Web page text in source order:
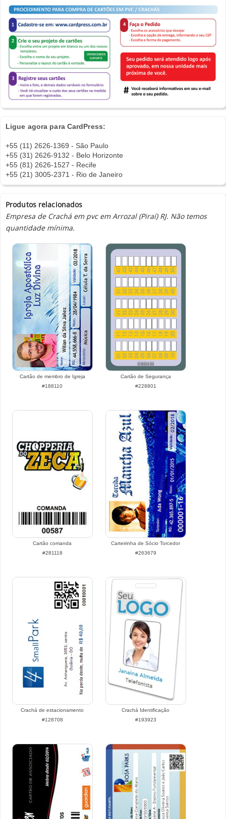
Ligue agora para CardPress:
+55 (11) 2626-1369 - São Paulo
+55 (31) 2626-9132 - Belo Horizonte
+55 (81) 2626-1527 - Recife
+55 (21) 3005-2371 - Rio de Janeiro
Produtos relacionados
Empresa de Crachá em pvc em Arrozal (Piraí) RJ. Não temos
quantidade mínima.
Cartão de membro de Igreja
#188110
Cartão de Segurança
#228801
Cartão comanda
#281118
Carteirinha de Sócio Torcedor
#263679
Crachá de estacionamento
#128708
Crachá Identificação
#193923